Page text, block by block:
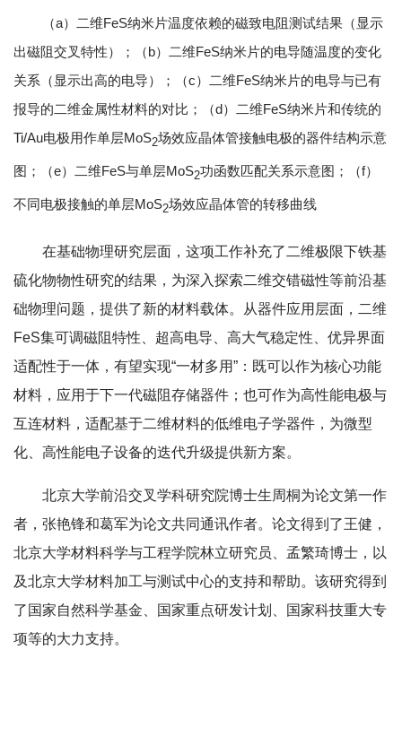
（a）二维FeS纳米片温度依赖的磁致电阻测试结果（显示
出磁阻交叉特性）；（b）二维FeS纳米片的电导随温度的变化
关系（显示出高的电导）；（c）二维FeS纳米片的电导与已有
报导的二维金属性材料的对比；（d）二维FeS纳米片和传统的
Ti/Au电极用作单层MoS2场效应晶体管接触电极的器件结构示意
图；（e）二维FeS与单层MoS2功函数匹配关系示意图；（f）
不同电极接触的单层MoS2场效应晶体管的转移曲线
在基础物理研究层面，这项工作补充了二维极限下铁基
硫化物物性研究的结果，为深入探索二维交错磁性等前沿基
础物理问题，提供了新的材料载体。从器件应用层面，二维
FeS集可调磁阻特性、超高电导、高大气稳定性、优异界面
适配性于一体，有望实现“一材多用”：既可以作为核心功能
材料，应用于下一代磁阻存储器件；也可作为高性能电极与
互连材料，适配基于二维材料的低维电子学器件，为微型
化、高性能电子设备的迭代升级提供新方案。
北京大学前沿交叉学科研究院博士生周桐为论文第一作
者，张艳锋和葛军为论文共同通讯作者。论文得到了王健，
北京大学材料科学与工程学院林立研究员、孟繁琦博士，以
及北京大学材料加工与测试中心的支持和帮助。该研究得到
了国家自然科学基金、国家重点研发计划、国家科技重大专
项等的大力支持。